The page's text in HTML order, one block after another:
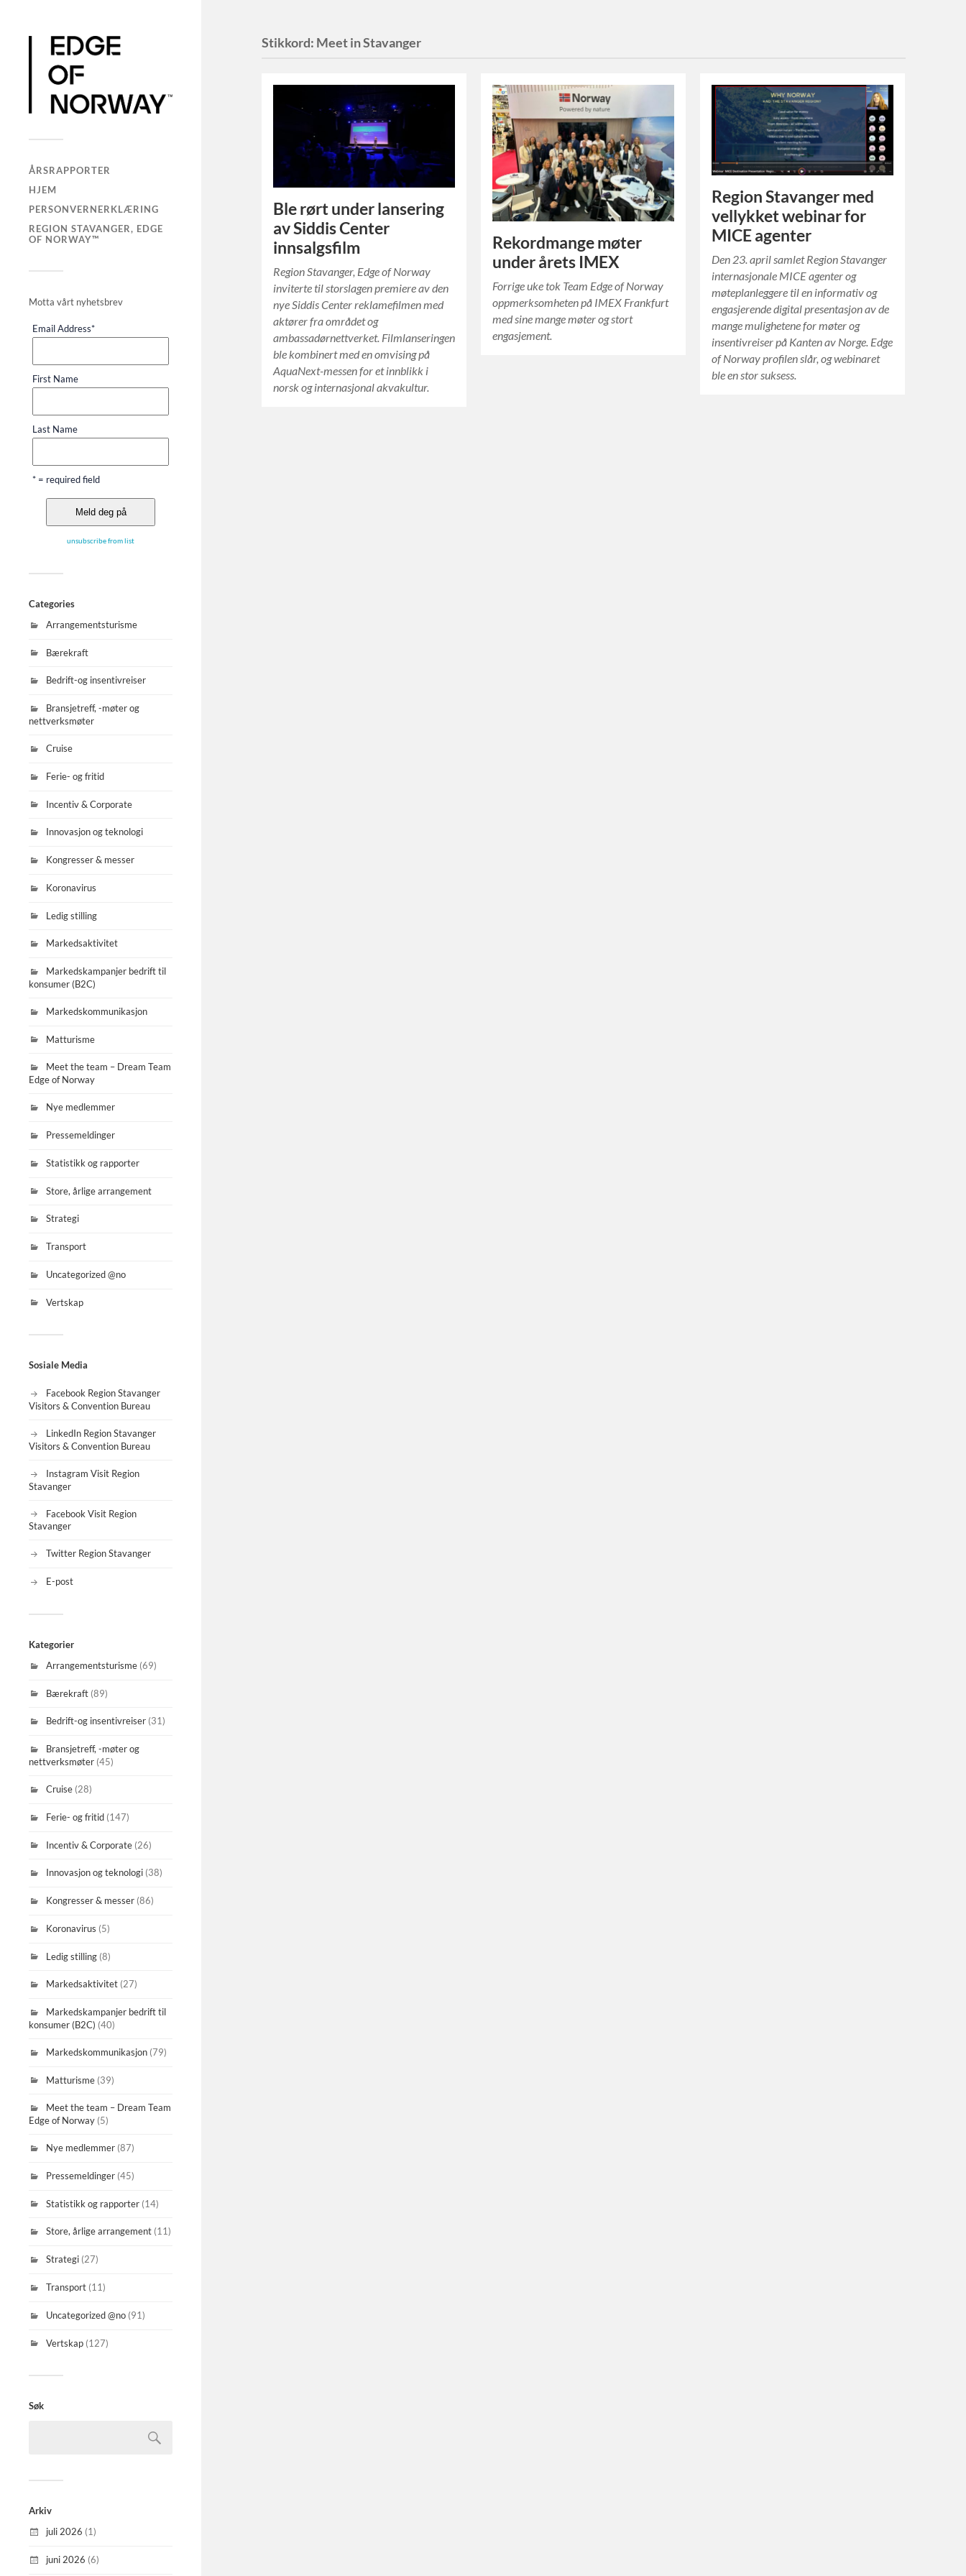
ÅRSRAPPORTER
HJEM
PERSONVERNERKLÆRING
REGION STAVANGER, EDGE
OF NORWAY™
Motta vårt nyhetsbrev
Email Address*
First Name
Last Name
* = required field
unsubscribe from list
Categories
Arrangementsturisme
Bærekraft
Bedrift-og insentivreiser
Bransjetreff, -møter og
nettverksmøter
Cruise
Ferie- og fritid
Incentiv & Corporate
Innovasjon og teknologi
Kongresser & messer
Koronavirus
Ledig stilling
Markedsaktivitet
Markedskampanjer bedrift til
konsumer (B2C)
Markedskommunikasjon
Matturisme
Meet the team – Dream Team
Edge of Norway
Nye medlemmer
Pressemeldinger
Statistikk og rapporter
Store, årlige arrangement
Strategi
Transport
Uncategorized @no
Vertskap
Sosiale Media
Facebook Region Stavanger
Visitors & Convention Bureau
LinkedIn Region Stavanger
Visitors & Convention Bureau
Instagram Visit Region
Stavanger
Facebook Visit Region
Stavanger
Twitter Region Stavanger
E-post
Kategorier
Arrangementsturisme (69)
Bærekraft (89)
Bedrift-og insentivreiser (31)
Bransjetreff, -møter og
nettverksmøter (45)
Cruise (28)
Ferie- og fritid (147)
Incentiv & Corporate (26)
Innovasjon og teknologi (38)
Kongresser & messer (86)
Koronavirus (5)
Ledig stilling (8)
Markedsaktivitet (27)
Markedskampanjer bedrift til
konsumer (B2C) (40)
Markedskommunikasjon (79)
Matturisme (39)
Meet the team – Dream Team
Edge of Norway (5)
Nye medlemmer (87)
Pressemeldinger (45)
Statistikk og rapporter (14)
Store, årlige arrangement (11)
Strategi (27)
Transport (11)
Uncategorized @no (91)
Vertskap (127)
Søk
Arkiv
juli 2026 (1)
juni 2026 (6)
Stikkord: Meet in Stavanger
Ble rørt under lansering
av Siddis Center
innsalgsfilm
Region Stavanger, Edge of Norway
inviterte til storslagen premiere av den
nye Siddis Center reklamefilmen med
aktører fra området og
ambassadørnettverket. Filmlanseringen
ble kombinert med en omvising på
AquaNext-messen for et innblikk i
norsk og internasjonal akvakultur.
Rekordmange møter
under årets IMEX
Forrige uke tok Team Edge of Norway
oppmerksomheten på IMEX Frankfurt
med sine mange møter og stort
engasjement.
Region Stavanger med
vellykket webinar for
MICE agenter
Den 23. april samlet Region Stavanger
internasjonale MICE agenter og
møteplanleggere til en informativ og
engasjerende digital presentasjon av de
mange mulighetene for møter og
insentivreiser på Kanten av Norge. Edge
of Norway profilen slår, og webinaret
ble en stor suksess.